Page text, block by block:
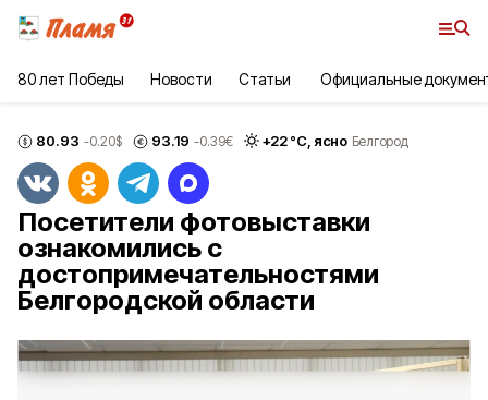
80 лет Победы Новости Статьи Официальные
80.93 -0.20$ 93.19 -0.39€ +22°С, ясно Белгород
Посетители фотовыставки
ознакомились с
достопримечательностями
Белгородской области